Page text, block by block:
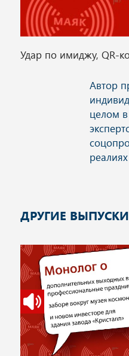
Удар по имиджу, QR-
ДРУГИЕ